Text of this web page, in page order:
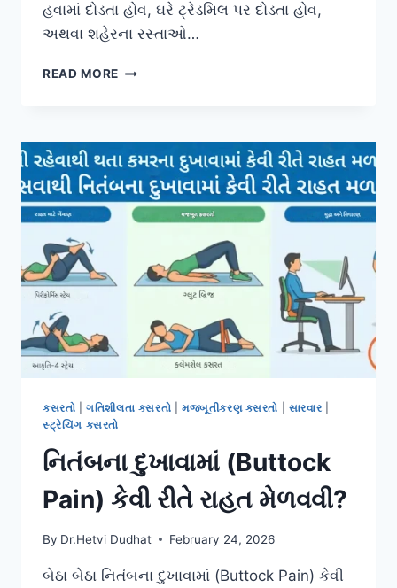
હવામાં દોડતા હોવ, ઘરે ટ્રેડમિલ પર દોડતા હોવ,
અથવા શહેરના રસ્તાઓ…
READ MORE દરરોજ
સ્વાસ્થ્ય
લાભો:
શારીરિક
અને
માનસિક
કસરતો |ગતિશીલતા કસરતો મજબૂતીકરણ કસરતો સારવાર
સ્ટ્રેચિંગ કસરતો
નિતંબના દુખાવામાં (Buttock
Pain) કેવી રીતે રાહત મેળવવી?
By Dr.Hetvi Dudhat February 24, 2026
બેઠા બેઠા નિતંબના દુખાવામાં (Buttock Pain) કેવી